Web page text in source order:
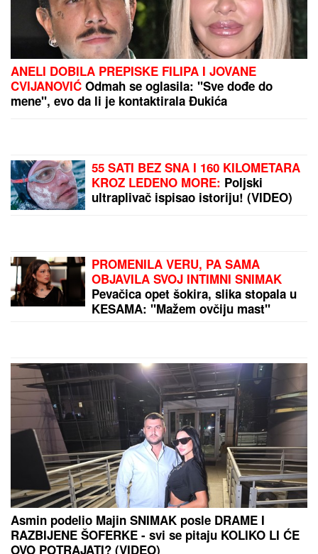
PET DANA DO POČETKA EVROPSKOG
PRVENSTVA:Loznica spremna za bokserski
spektakl, Srbija ima 13 aduta
Kalemegdanu
ŠOK U PROGRAMU UŽIVO! Gledateljka tvrdi da joj